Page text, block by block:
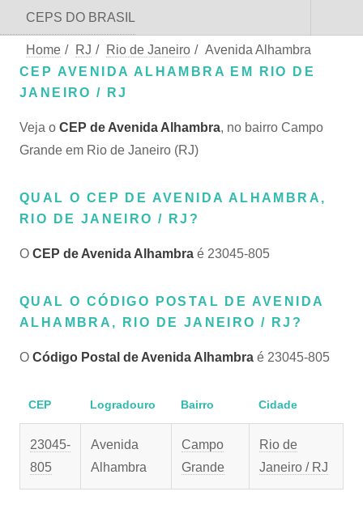
CEPS DO BRASIL
Home / RJ / Rio de Janeiro / Avenida Alhambra
CEP AVENIDA ALHAMBRA EM RIO DE
JANEIRO / RJ
Veja o CEP de Avenida Alhambra, no bairro Campo
Grande em Rio de Janeiro (RJ)
QUAL O CEP DE AVENIDA ALHAMBRA,
RIO DE JANEIRO / RJ?
O CEP de Avenida Alhambra é 23045-805
QUAL O CÓDIGO POSTAL DE AVENIDA
ALHAMBRA, RIO DE JANEIRO / RJ?
O Código Postal de Avenida Alhambra é 23045-805
CEP Logradouro Bairro Cidade
23045-
805
Avenida
Alhambra
Campo
Grande
Rio de
Janeiro / RJ